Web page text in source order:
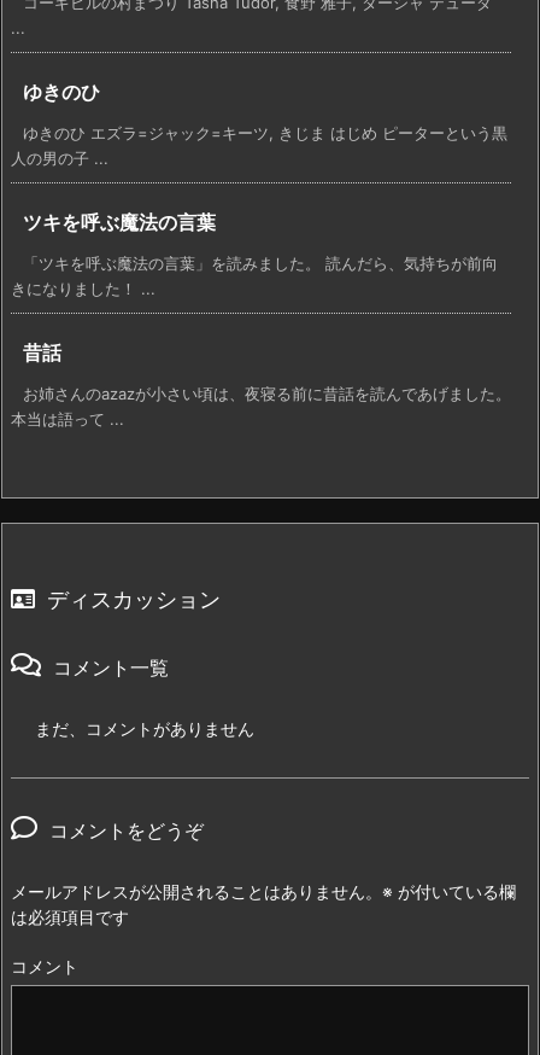
...
ゆきのひ
ゆきのひ エズラ=ジャック=キーツ, きじま はじめ ピーターという黒
人の男の子 ...
ツキを呼ぶ魔法の言葉
「ツキを呼ぶ魔法の言葉」を読みました。 読んだら、気持ちが前向
きになりました！ ...
昔話
お姉さんのazazが小さい頃は、夜寝る前に昔話を読んであげました。
本当は語って ...
ディスカッション
コメント一覧
まだ、コメントがありません
コメントをどうぞ
メールアドレスが公開されることはありません。 ※ が付いている欄
は必須項目です
コメント